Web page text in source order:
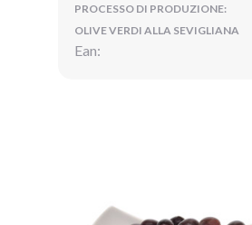
PROCESSO DI PRODUZIONE:
OLIVE VERDI ALLA SEVIGLIANA
Ean: